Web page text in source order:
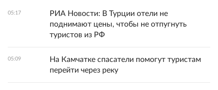
05:17
РИА Новости: В Турции отели не
поднимают цены, чтобы не отпугнуть
туристов из РФ
05:09
На Камчатке спасатели помогут туристам
перейти через реку